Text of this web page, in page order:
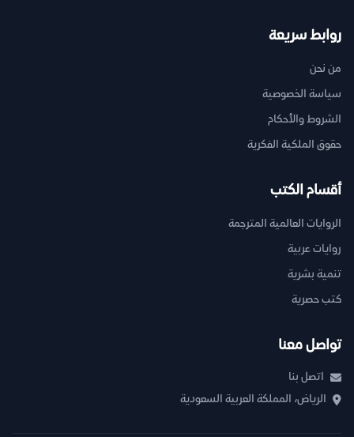
روابط سريعة
من نحن
سياسة الخصوصية
الشروط والأحكام
حقوق الملكية الفكرية
أقسام الكتب
الروايات العالمية المترجمة
روايات عربية
تنمية بشرية
كتب حصرية
تواصل معنا
اتصل بنا
الرياض، المملكة العربية السعودية